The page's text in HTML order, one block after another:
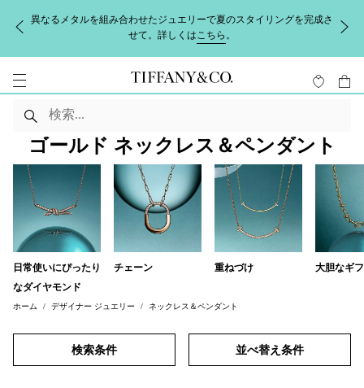
ュエリーで夏のスタイリングを完成さ
しくは
【配送に関するお知らせ】地震の
お届けに遅延の可能性がござい
ゴールド ネックレス＆ペンダント
日常使いにぴったり
なダイヤモンド
チェーン 重ねづけ 大胆なギ
ホーム デザイナー ジュエリー ネックレス＆ペンダント
検索条件 並べ替え条件